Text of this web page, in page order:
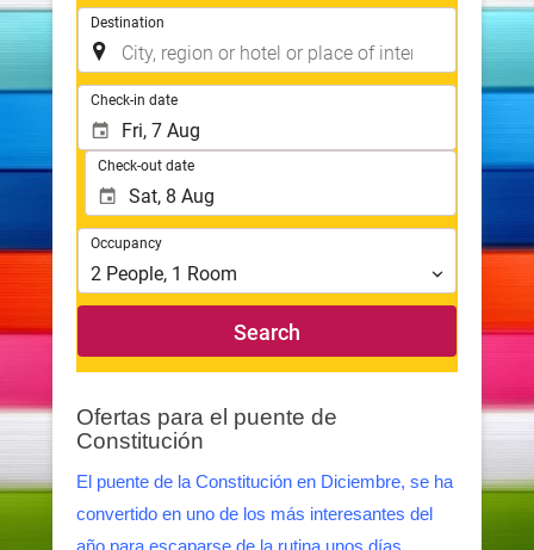
Ofertas para el puente de
Constitución
El puente de la Constitución en Diciembre, se ha
convertido en uno de los más interesantes del